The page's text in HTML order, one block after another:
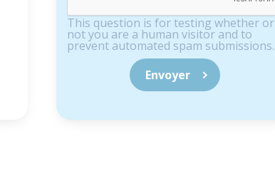
This question is for testing whether or
not you are a human visitor and to
prevent automated spam submissions.